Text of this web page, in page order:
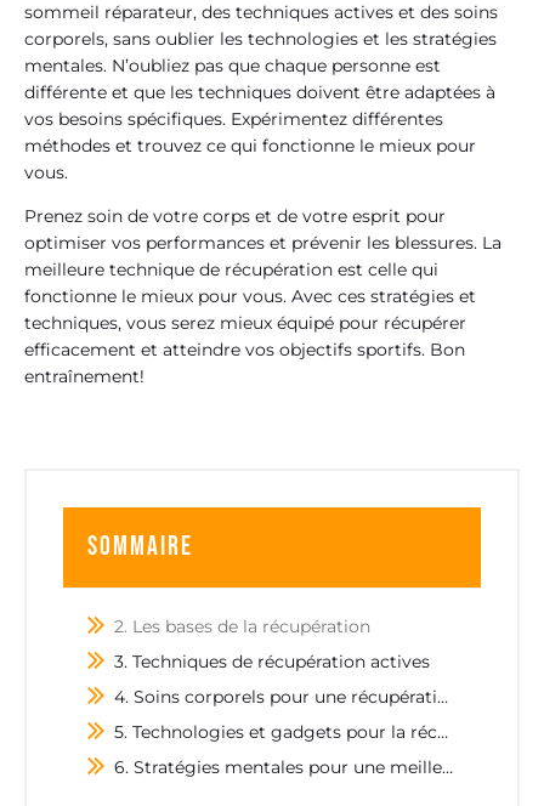
sommeil réparateur, des techniques actives et des soins
corporels, sans oublier les technologies et les stratégies
mentales. N’oubliez pas que chaque personne est
différente et que les techniques doivent être adaptées à
vos besoins spécifiques. Expérimentez différentes
méthodes et trouvez ce qui fonctionne le mieux pour
vous.
Prenez soin de votre corps et de votre esprit pour
optimiser vos performances et prévenir les blessures. La
meilleure technique de récupération est celle qui
fonctionne le mieux pour vous. Avec ces stratégies et
techniques, vous serez mieux équipé pour récupérer
efficacement et atteindre vos objectifs sportifs. Bon
entraînement!
Sommaire
2. Les bases de la récupération
3. Techniques de récupération actives
4. Soins corporels pour une récupération optimale
5. Technologies et gadgets pour la récupération
6. Stratégies mentales pour une meilleure récupération